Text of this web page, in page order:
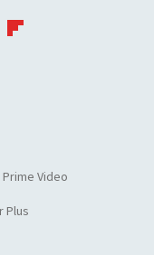
Video
Plus